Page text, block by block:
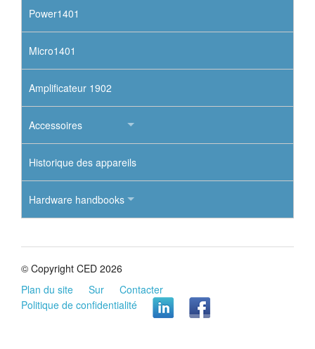
Power1401
Micro1401
Amplificateur 1902
Accessoires
Historique des appareils
Hardware handbooks
© Copyright CED 2026
Plan du site
Sur
Contacter
Politique de confidentialité